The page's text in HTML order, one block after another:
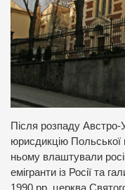
Після розпаду
юрисдикцію Польської
ньому влаштували
емігранти із Росії та
1990 рр. церква